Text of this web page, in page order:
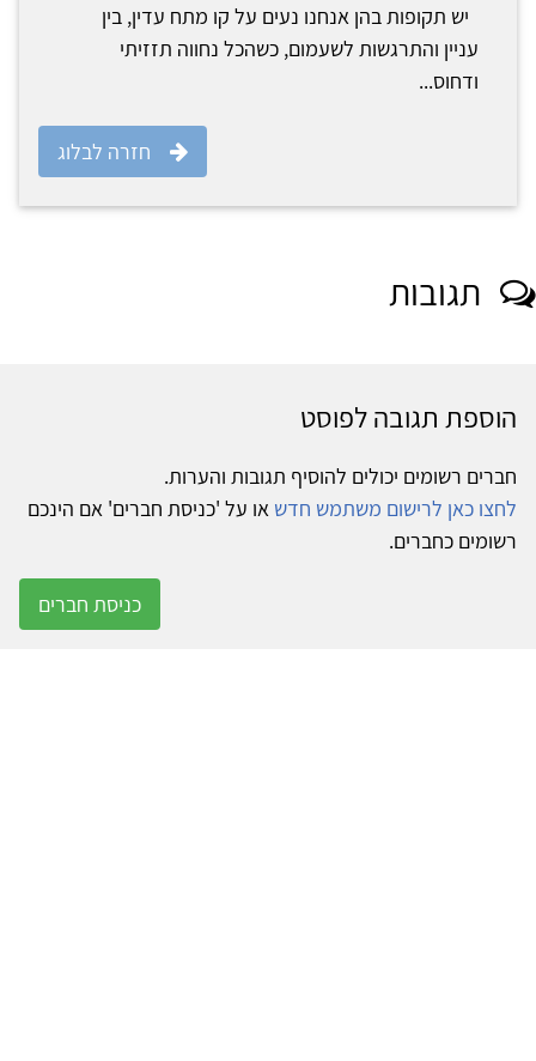
יש תקופות בהן אנחנו נעים על קו מתח עדין, בין
עניין והתרגשות לשעמום, כשהכל נחווה תזזיתי
ודחוס...
חזרה לבלוג
תגובות
הוספת תגובה לפוסט
חברים רשומים יכולים להוסיף תגובות והערות.
לחצו כאן לרישום משתמש חדש או על 'כניסת חברים' אם הינכם
רשומים כחברים.
כניסת חברים